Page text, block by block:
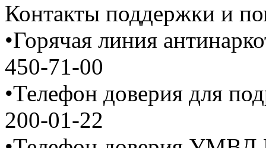
Контакты поддержки и
•Горячая линия
450-71-00
•Телефон доверия для
200-01-22